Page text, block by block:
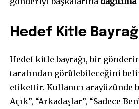
Hedef Kitle
Hedef kitle bayrağı, bir
tarafından görülebileceğini
etikettir. Kullanıcı arayüzünde
Açık”, “Arkadaşlar”, “Sadece